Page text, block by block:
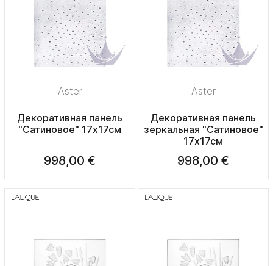
Aster
Декоративная панель
"Сатиновое" 17х17см
998,00 €
Aster
Декоративная панель
зеркальная "Сатиновое"
17х17см
998,00 €